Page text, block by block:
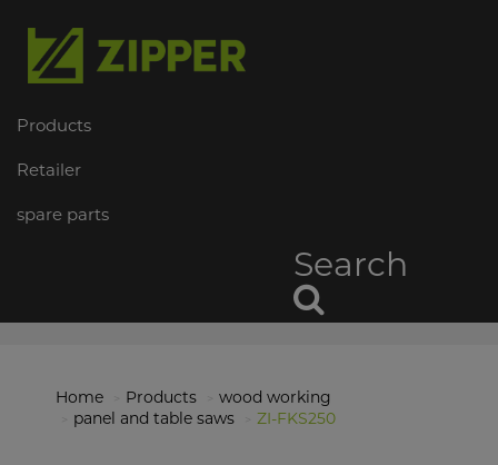
Products
Retailer
spare parts
Search
Home Products
wood working
panel and table saws
ZI-FKS250